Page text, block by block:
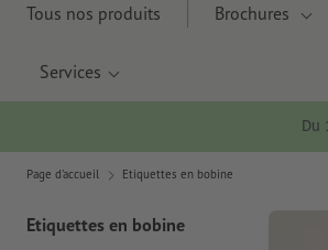
Tous nos produits Brochures
Services
Du
Page d'accueil Etiquettes en bobine
Etiquettes en bobine